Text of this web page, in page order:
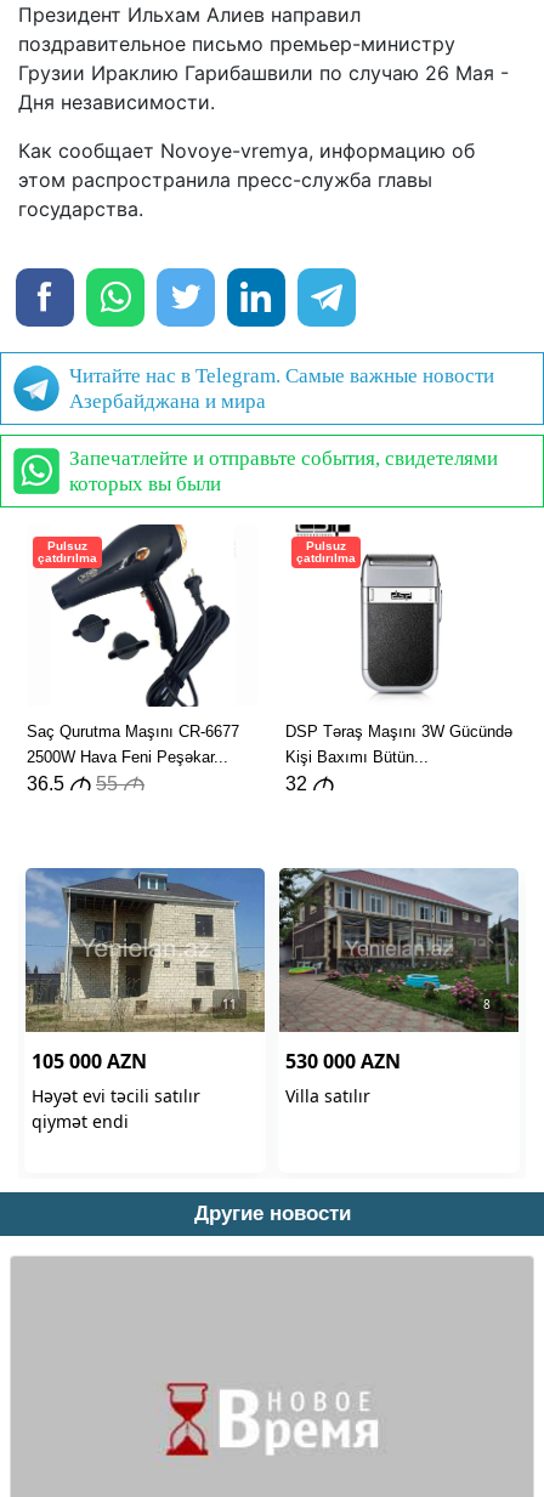
Президент Ильхам Алиев направил
поздравительное письмо премьер-министру
Грузии Ираклию Гарибашвили по случаю 26 Мая -
Дня независимости.
Как сообщает Novoye-vremya, информацию об
этом распространила пресс-служба главы
государства.
Читайте нас в Telegram. Самые важные новости
Азербайджана и мира
Запечатлейте и отправьте события, свидетелями
которых вы были
Другие новости